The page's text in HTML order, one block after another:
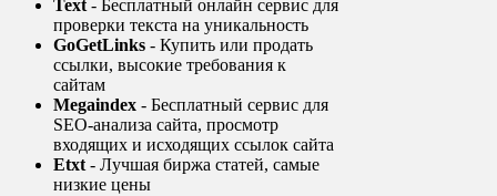
Text - Бесплатный онлайн сервис для
проверки текста на уникальность
GoGetLinks - Купить или продать
ссылки, высокие требования к
сайтам
Megaindex - Бесплатный сервис для
SEO-анализа сайта, просмотр
входящих и исходящих ссылок сайта
Etxt - Лучшая биржа статей, самые
низкие цены